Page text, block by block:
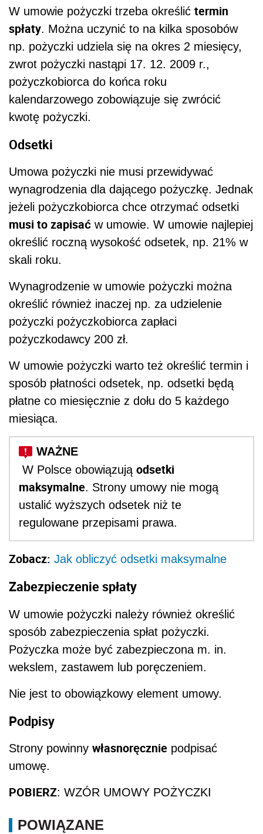
W umowie pożyczki trzeba określić termin
spłaty. Można uczynić to na kilka sposobów
np. pożyczki udziela się na okres 2 miesięcy,
zwrot pożyczki nastąpi 17. 12. 2009 r.,
pożyczkobiorca do końca roku
kalendarzowego zobowiązuje się zwrócić
kwotę pożyczki.
Odsetki
Umowa pożyczki nie musi przewidywać
wynagrodzenia dla dającego pożyczkę. Jednak
jeżeli pożyczkobiorca chce otrzymać odsetki
musi to zapisać w umowie. W umowie najlepiej
określić roczną wysokość odsetek, np. 21% w
skali roku.
Wynagrodzenie w umowie pożyczki można
określić również inaczej np. za udzielenie
pożyczki pożyczkobiorca zapłaci
pożyczkodawcy 200 zł.
W umowie pożyczki warto też określić termin i
sposób płatności odsetek, np. odsetki będą
płatne co miesięcznie z dołu do 5 każdego
miesiąca.
W Polsce obowiązują odsetki
maksymalne. Strony umowy nie mogą
ustalić wyższych odsetek niż te
regulowane przepisami prawa.
Zobacz: Jak obliczyć odsetki maksymalne
Zabezpieczenie spłaty
W umowie pożyczki należy również określić
sposób zabezpieczenia spłat pożyczki.
Pożyczka może być zabezpieczona m. in.
wekslem, zastawem lub poręczeniem.
Nie jest to obowiązkowy element umowy.
Podpisy
Strony powinny własnoręcznie podpisać
umowę.
POBIERZ: WZÓR UMOWY POŻYCZKI
POWIĄZANE